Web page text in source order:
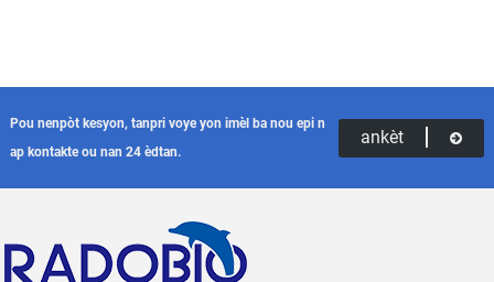
Pou nenpòt kesyon, tanpri voye yon imèl ba nou epi n
ap kontakte ou nan 24 èdtan.
ankèt